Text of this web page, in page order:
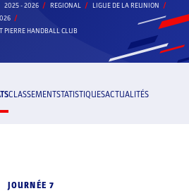
2025 - 2026 REGIONAL
LIGUE DE LA REUNION
PIERRE HANDBALL CLUB
CLASSEMENTSTATISTIQUESACTUALITÉS
JOURNÉE 7